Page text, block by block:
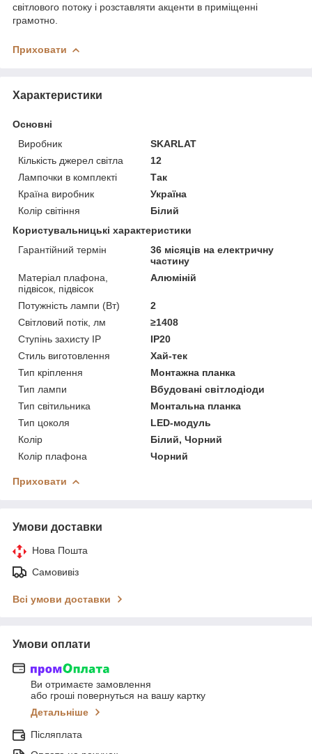
світлового потоку і розставляти акценти в приміщенні
грамотно.
Приховати
Характеристики
Основні
Виробник
SKARLAT
Кількість джерел світла
12
Лампочки в комплекті
Так
Країна виробник
Україна
Колір світіння
Білий
Користувальницькі характеристики
Гарантійний термін
36 місяців на електричну
частину
Матеріал плафона,
підвісок, підвісок
Алюміній
Потужність лампи (Вт)
2
Світловий потік, лм
≥1408
Ступінь захисту IP
IP20
Стиль виготовлення
Хай-тек
Тип кріплення
Монтажна планка
Тип лампи
Вбудовані світлодіоди
Тип світильника
Монтальна планка
Тип цоколя
LED-модуль
Колір
Білий, Чорний
Колір плафона
Чорний
Приховати
Умови доставки
Нова Пошта
Самовивіз
Всі умови доставки
Умови оплати
Ви отримаєте замовлення
або гроші повернуться на вашу картку
Детальніше
Післяплата